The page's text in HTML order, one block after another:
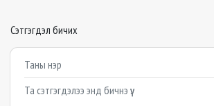
Сэтгэгдэл бичих
Example textarea